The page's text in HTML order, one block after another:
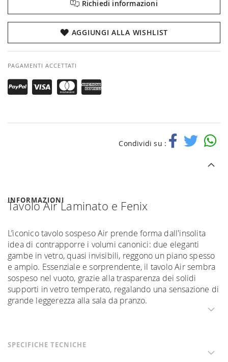
Richiedi informazioni
AGGIUNGI ALLA WISHLIST
PAGAMENTI ACCETTATI
Condividi su :
INFORMAZIONI
Tavolo Air Laminato e Fenix
L’iconico tavolo sospeso Air prende forma dall'insolita
idea di contrapporre i volumi canonici: due eleganti
gambe in vetro, quasi invisibili, reggono un piano spesso
e ampio. Essenziale e sorprendente, il tavolo Air sembra
sospeso nel vuoto, grazie alla trasparenza dei solidi
supporti in vetro temperato, regalando una sensazione di
grande leggerezza alla sala da pranzo.
SPECIFICHE TECNICHE